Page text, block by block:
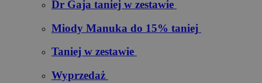
Dr Gaja taniej w zestawie
Miody Manuka do 15% taniej
Taniej w zestawie
Wyprzedaż